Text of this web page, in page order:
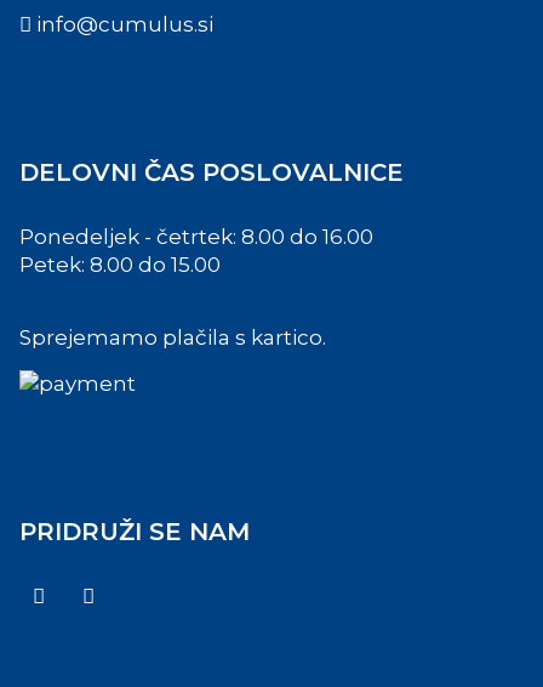
info@cumulus.si
DELOVNI ČAS POSLOVALNICE
Ponedeljek - četrtek: 8.00 do 16.00
Petek: 8.00 do 15.00
Sprejemamo plačila s kartico.
PRIDRUŽI SE NAM